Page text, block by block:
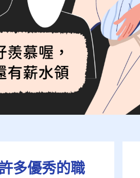
多優秀的職